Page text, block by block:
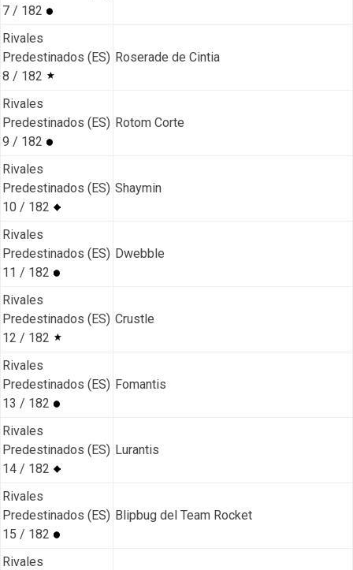
7 / 182
Rivales
Predestinados (ES)
8 / 182
Roserade de Cintia
Rivales
Predestinados (ES)
9 / 182
Rotom Corte
Rivales
Predestinados (ES)
10 / 182
Shaymin
Rivales
Predestinados (ES)
11 / 182
Dwebble
Rivales
Predestinados (ES)
12 / 182
Crustle
Rivales
Predestinados (ES)
13 / 182
Fomantis
Rivales
Predestinados (ES)
14 / 182
Lurantis
Rivales
Predestinados (ES)
15 / 182
Blipbug del Team Rocket
Rivales